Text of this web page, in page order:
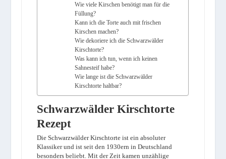
Wie viele Kirschen benötigt man für die
Füllung?
Kann ich die Torte auch mit frischen
Kirschen machen?
Wie dekoriere ich die Schwarzwälder
Kirschtorte?
Was kann ich tun, wenn ich keinen
Sahnesteif habe?
Wie lange ist die Schwarzwälder
Kirschtorte haltbar?
Schwarzwälder Kirschtorte
Rezept
Die Schwarzwälder Kirschtorte ist ein absoluter
Klassiker und ist seit den 1930ern in Deutschland
besonders beliebt. Mit der Zeit kamen unzählige